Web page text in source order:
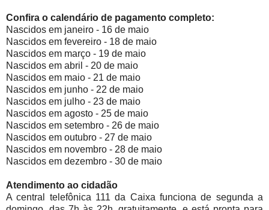
Confira o calendário de pagamento completo:
Nascidos em janeiro - 16 de maio
Nascidos em fevereiro - 18 de maio
Nascidos em março - 19 de maio
Nascidos em abril - 20 de maio
Nascidos em maio - 21 de maio
Nascidos em junho - 22 de maio
Nascidos em julho - 23 de maio
Nascidos em agosto - 25 de maio
Nascidos em setembro - 26 de maio
Nascidos em outubro - 27 de maio
Nascidos em novembro - 28 de maio
Nascidos em dezembro - 30 de maio
Atendimento ao cidadão
A central telefônica 111 da Caixa funciona de segunda a